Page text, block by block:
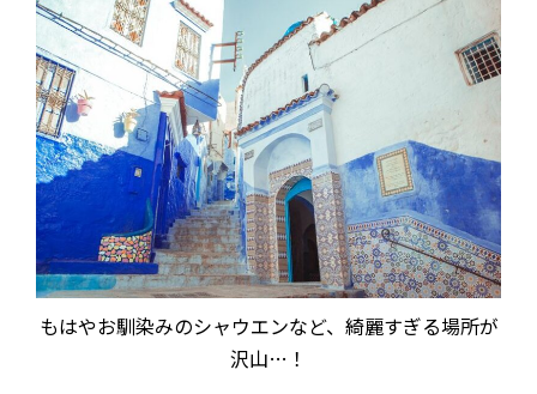
もはやお馴染みのシャウエンなど、綺麗すぎる場所が
沢山…！